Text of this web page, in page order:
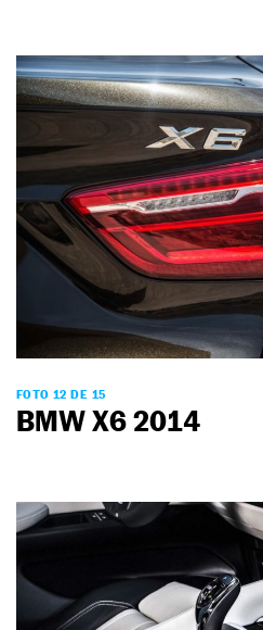
FOTO 12 DE 15
BMW X6 2014